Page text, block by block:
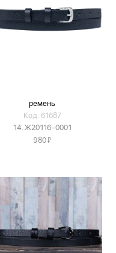
ремень
Код: 61687
14.Ж20116-0001
980Я